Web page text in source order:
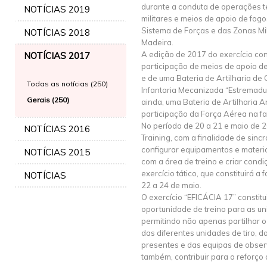
NOTÍCIAS 2019
NOTÍCIAS 2018
NOTÍCIAS 2017
Todas as notícias (250)
Gerais (250)
NOTÍCIAS 2016
NOTÍCIAS 2015
NOTÍCIAS
durante a conduta de operações
militares e meios de apoio de
Sistema de Forças e das Zonas
Madeira.
A edição de 2017 do exercício
participação de meios de apoio
e de uma Bateria de Artilharia de
Infantaria Mecanizada
ainda, uma Bateria de Artilharia
participação da Força Aérea na
No período de 20 a 21 e maio de
Training, com a finalidade de
configurar equipamentos e
com a área de treino e criar
exercício tático, que constituirá a
22 a 24 de maio.
O exercício “EFICÁCIA 17”
oportunidade de treino para as
permitindo não apenas partilhar
das diferentes unidades de tiro,
presentes e das equipas de
também, contribuir para o